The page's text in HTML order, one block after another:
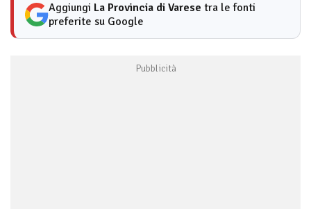
Aggiungi La Provincia di Varese tra le fonti
preferite su Google